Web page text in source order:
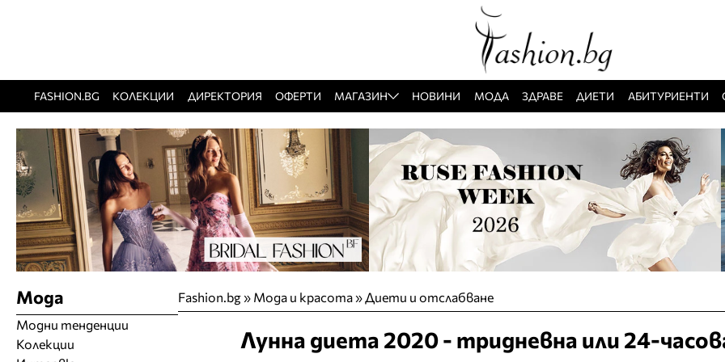
FASHION.BG КОЛЕКЦИИ ДИРЕКТОРИЯ ОФЕРТИ МАГАЗИН НОВИНИ МОДА ЗДРАВЕ ДИЕТИ АБИТУРИЕНТИ
Fashion.bg» Мода и красота»Диети и отслабване
Лунна диета 2020 - тридневна или 24-
Мода
Модни тенденции
Колекции